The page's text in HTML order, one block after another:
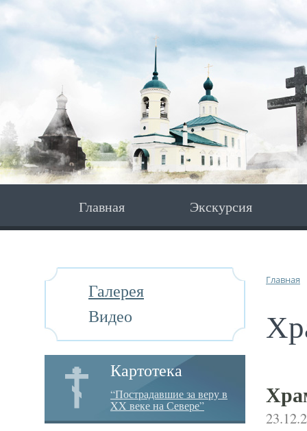
Главная Экскурсия
Галерея
Видео
Картотека
“Пострадавшие за веру в
XX веке на Севере”
Главная